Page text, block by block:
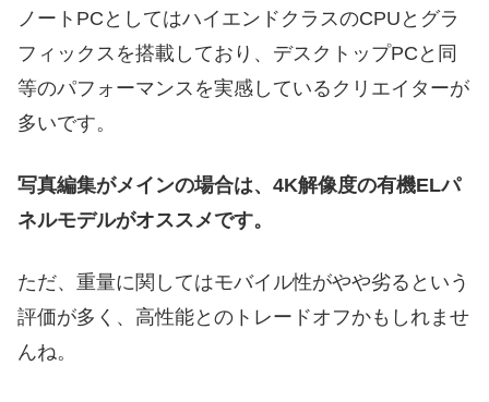
ノートPCとしてはハイエンドクラスのCPUとグラ
フィックスを搭載しており、デスクトップPCと同
等のパフォーマンスを実感しているクリエイターが
多いです。
写真編集がメインの場合は、4K解像度の有機ELパ
ネルモデルがオススメです。
ただ、重量に関してはモバイル性がやや劣るという
評価が多く、高性能とのトレードオフかもしれませ
んね。